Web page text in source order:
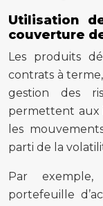
Utilisation
couverture
Les produits
contrats à
gestion des
permettent aux
les
parti de la
Par
portefeuille